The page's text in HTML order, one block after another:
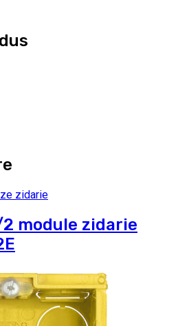
zidarie
module zidarie